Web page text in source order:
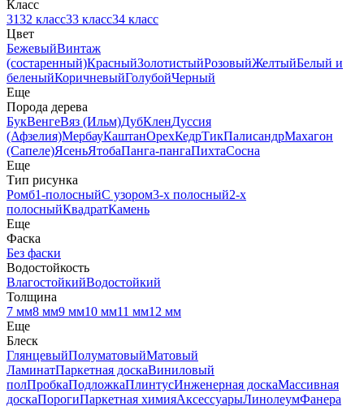
Класс
3132 класс33 класс34 класс
Цвет
БежевыйВинтаж
(состаренный)КрасныйЗолотистыйРозовыйЖелтыйБелый и
беленыйКоричневыйГолубойЧерный
Еще
Порода дерева
БукВенгеВяз (Ильм)ДубКленДуссия
(Афзелия)МербауКаштанОрехКедрТикПалисандрМахагон
(Сапеле)ЯсеньЯтобаПанга-пангаПихтаСосна
Еще
Тип рисунка
Ромб1-полосныйС узором3-х полосный2-х
полосныйКвадратКамень
Еще
Фаска
Без фаски
Водостойкость
ВлагостойкийВодостойкий
Толщина
7 мм8 мм9 мм10 мм11 мм12 мм
Еще
Блеск
ГлянцевыйПолуматовыйМатовый
ЛаминатПаркетная доскаВиниловый
полПробкаПодложкаПлинтусИнженерная доскаМассивная
доскаПорогиПаркетная химияАксессуарыЛинолеумФанера